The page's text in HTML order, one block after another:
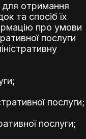
для отримання
та спосіб їх
про умови
послуги
послуги;
послуги;